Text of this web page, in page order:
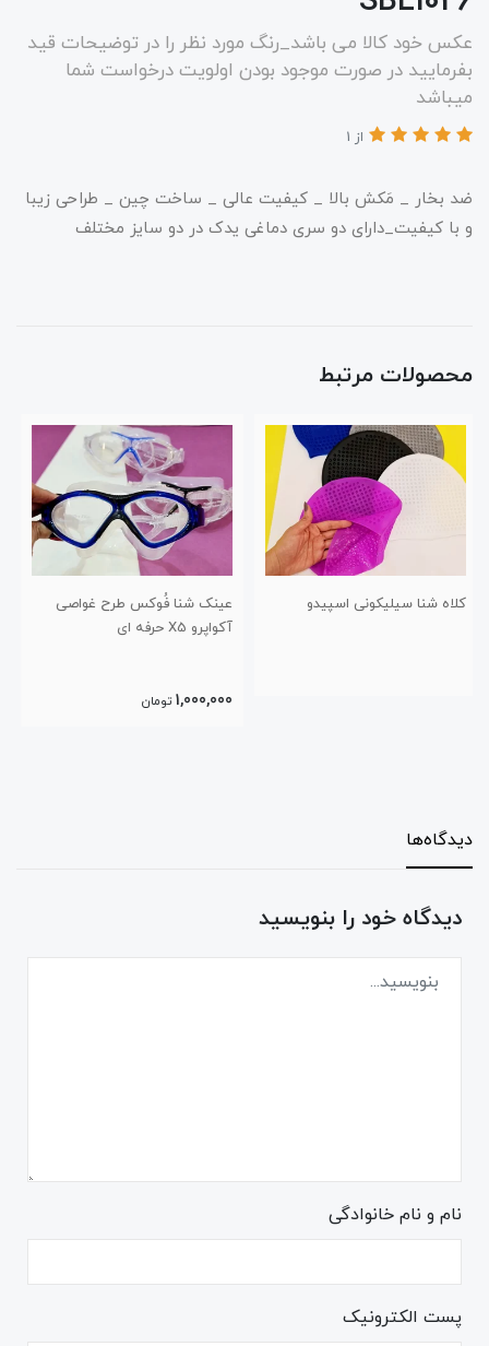
عکس خود کالا می باشد_رنگ مورد نظر را در توضیحات قید
بفرمایید در صورت موجود بودن اولویت درخواست شما
میباشد
از 1
ضد بخار _ مَکش بالا _ کیفیت عالی _ ساخت چین _ طراحی زیبا
و با کیفیت_دارای دو سری دماغی یدک در دو سایز مختلف
محصولات مرتبط
عینک شنا فُوکس طرح غواصی
عینک شنا اسپیدو مدل غواصی
مدل ۸۰۲۷
750,000 تومان
دیدگاه‌ها
دیدگاه خود را بنویسید
نام و نام خانوادگی
پست الکترونیک